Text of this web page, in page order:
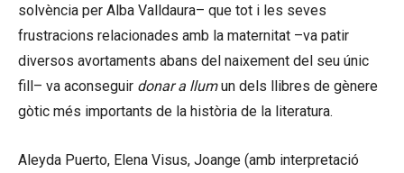
solvència per Alba Valldaura– que tot i les seves
frustracions relacionades amb la maternitat –va patir
diversos avortaments abans del naixement del seu únic
fill– va aconseguir donar a llumun dels llibres de gènere
gòtic més importants de la història de la literatura.
Aleyda Puerto, Elena Visus, Joange (amb interpretació